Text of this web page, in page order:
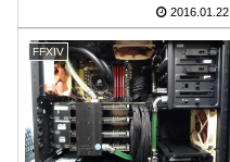
2016.01.22
FFXIV